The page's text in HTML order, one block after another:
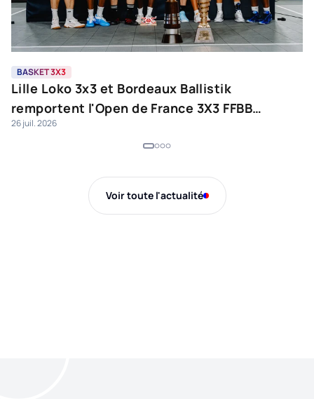
BASKET 3X3
Lille Loko 3x3 et Bordeaux Ballistik
remportent l'Open de France 3X3 FFBB
2026
26 juil. 2026
Voir toute l'actualité